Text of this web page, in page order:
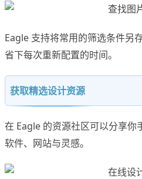
Eagle 支持将常用的筛选条件另
省下每次重新配置的时间。
获取精选设计资源
在 Eagle 的资源社区可以分享你
软件、网站与灵感。